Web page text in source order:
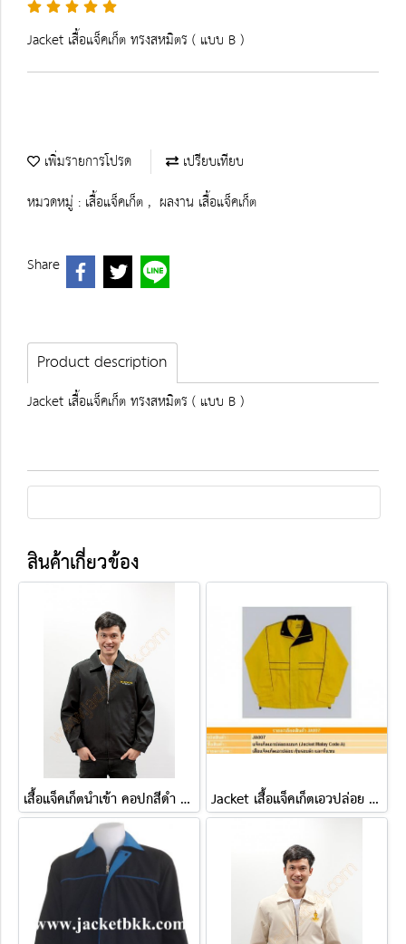
Jacket เสื้อแจ็คเก็ต ทรงสหมิตร ( แบบ B )
เพิ่มรายการโปรด
เปรียบเทียบ
หมวดหมู่ : เสื้อแจ็คเก็ต, ผลงาน เสื้อแจ็คเก็ต
Share
Product description
Jacket เสื้อแจ็คเก็ต ทรงสหมิตร ( แบบ B )
สินค้าเกี่ยวข้อง
เสื้อแจ็คเก็ตนำเข้า คอปกสีดำ ปักHollywood Jacket เสื้อแจ็คเก็ตเอวปล่อย ( แบบ A )